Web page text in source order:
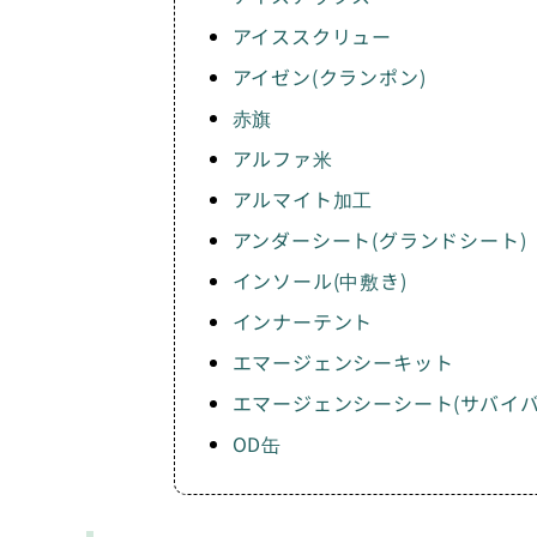
アイススクリュー
アイゼン(クランポン)
赤旗
アルファ米
アルマイト加工
アンダーシート(グランドシート)
インソール(中敷き)
インナーテント
エマージェンシーキット
エマージェンシーシート(サバイ
OD缶